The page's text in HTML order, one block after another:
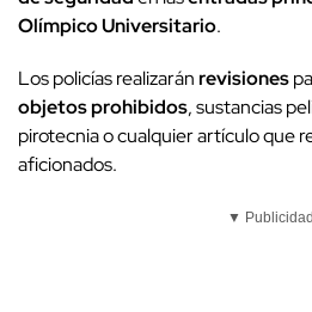
Olímpico Universitario.
Los policías realizaránrevisiones
objetos prohibidos, sustancias
pirotecnia o cualquier artículo que
aficionados.
▼ Publicidad